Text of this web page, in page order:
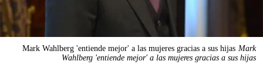
Mark Wahlberg 'entiende mejor' a las mujeres gracias a sus hijas Mark
Wahlberg 'entiende mejor' a las mujeres gracias a sus hijas